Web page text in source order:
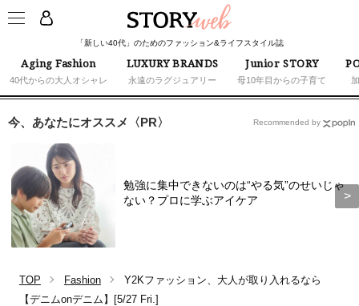
「新しい40代」のためのファッション&ライフスタイル誌
Aging Fashion
40代からの大人オシャレ
LUXURY BRANDS
永遠のラグジュアリー
Junior STORY
母10年目からの子育て
今、あなたにオススメ〈PR〉
勉強に集中できないのは“やる気”のせいじゃ
ない？プロに学ぶアイケア
Recommended by
TOP Fashion
Y2Kファッション、大人が取り入れるなら
【デニムonデニム】[5/27 Fri.]